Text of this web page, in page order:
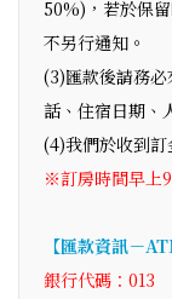
50%)，若於保
不另行通知。
(3)匯款後請務
話、住宿日期、
(4)我們於收到訂
※訂房時間早上
【匯款資訊－
銀行代碼：013